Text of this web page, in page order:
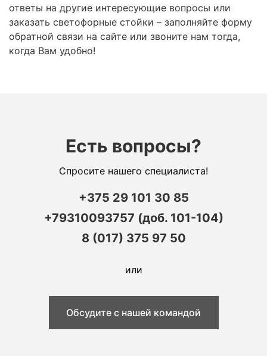
ответы на другие интересующие вопросы или
заказать светофорные стойки – заполняйте форму
обратной связи на сайте или звоните нам тогда,
когда Вам удобно!
Есть вопросы?
Спросите нашего специалиста!
+375 29 101 30 85
+79310093757 (доб. 101-104)
8 (017) 375 97 50
или
Обсудите с нашей командой